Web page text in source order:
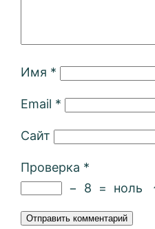
Имя *
Email *
Сайт
Проверка *
−
8 = ноль